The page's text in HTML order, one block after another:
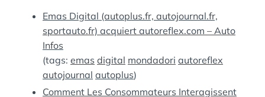
Emas Digital (autoplus.fr, autojournal.fr,
sportauto.fr) acquiert autoreflex.com – Auto
Infos
(tags: emas digital mondadori autoreflex
autojournal autoplus)
Comment Les Consommateurs Interagissent